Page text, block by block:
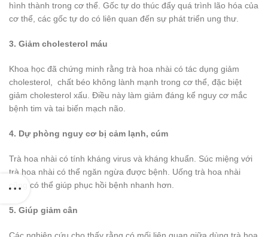
hình thành trong cơ thể. Gốc tự do thúc đẩy quá trình lão hóa của
cơ thể, các gốc tự do có liên quan đến sự phát triển ung thư.
3. Giảm cholesterol máu
Khoa học đã chứng minh rằng trà hoa nhài có tác dụng giảm
cholesterol, chất béo không lành mạnh trong cơ thể, đặc biệt
giảm cholesterol xấu. Điều này làm giảm đáng kể nguy cơ mắc
bệnh tim và tai biến mạch não.
4. Dự phòng nguy cơ bị cảm lạnh, cúm
Trà hoa nhài có tính kháng virus và kháng khuẩn. Súc miệng với
trà hoa nhài có thể ngăn ngừa được bệnh. Uống trà hoa nhài
cũng có thể giúp phục hồi bệnh nhanh hơn.
5. Giúp giảm cân